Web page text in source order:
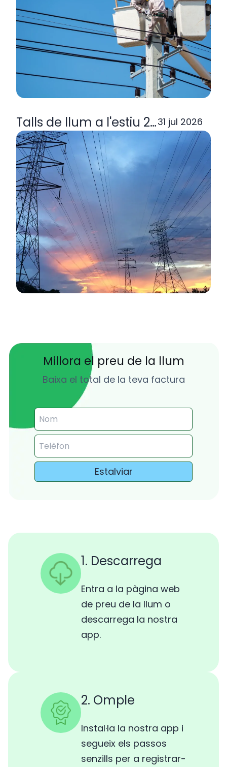
Talls de llum a l'estiu 2026: per
31 jul 2026
Millora el preu de la llum
Baixa el total de la teva factura
Estalviar
1. Descarrega
Entra a la pàgina web
de preu de la llum o
descarrega la nostra
app.
2. Omple
Instal·la la nostra app i
segueix els passos
senzills per a registrar-